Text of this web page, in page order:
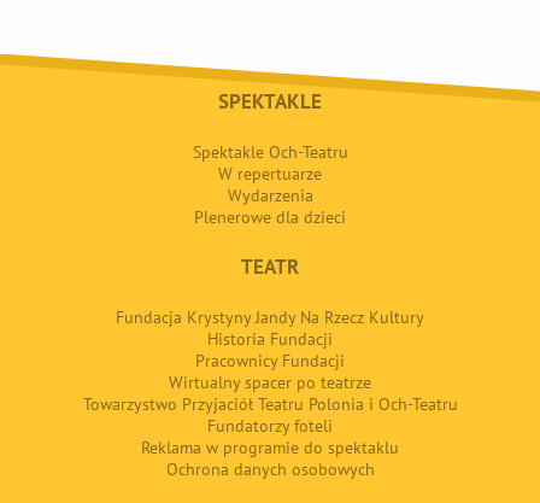
SPEKTAKLE
Spektakle Och-Teatru
W repertuarze
Wydarzenia
Plenerowe dla dzieci
TEATR
Fundacja Krystyny Jandy Na Rzecz Kultury
Historia Fundacji
Pracownicy Fundacji
Wirtualny spacer po teatrze
Towarzystwo Przyjaciół Teatru Polonia i Och-Teatru
Fundatorzy foteli
Reklama w programie do spektaklu
Ochrona danych osobowych